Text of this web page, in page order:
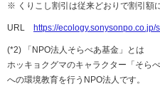
※ くりこし割引は従来どおりで割引額
URL https://ecology.sonysonpo.co.jp/
(*2) 「NPO法人そらべあ基金」とは
ホッキョクグマのキャラクター「そら
への環境教育を行うNPO法人です。